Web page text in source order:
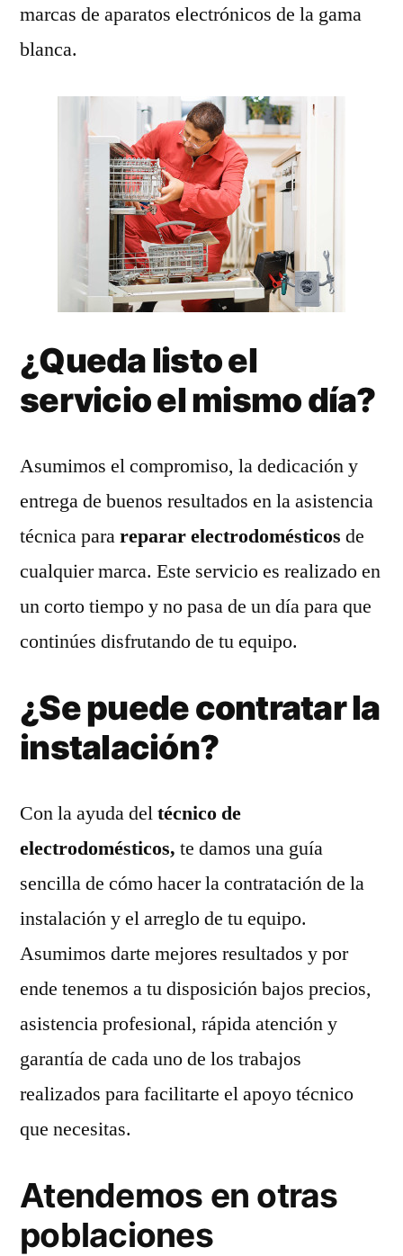
marcas de aparatos electrónicos de la gama
blanca.
¿Queda listo el
servicio el mismo día?
Asumimos el compromiso, la dedicación y
entrega de buenos resultados en la asistencia
técnica parareparar electrodomésticos de
cualquier marca. Este servicio es realizado en
un corto tiempo y no pasa de un día para que
continúes disfrutando de tu equipo.
¿Se puede contratar la
instalación?
Con la ayuda deltécnico de
electrodomésticos, te damos una guía
sencilla de cómo hacer la contratación de la
instalación y el arreglo de tu equipo.
Asumimos darte mejores resultados y por
ende tenemos a tu disposición bajos precios,
asistencia profesional, rápida atención y
garantía de cada uno de los trabajos
realizados para facilitarte el apoyo técnico
que necesitas.
Atendemos en otras
poblaciones